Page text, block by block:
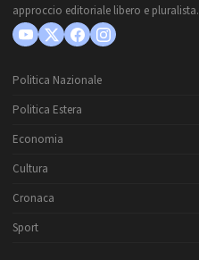
approccio editoriale libero e pluralista.
Politica Nazionale
Politica Estera
Economia
Cultura
Cronaca
Sport